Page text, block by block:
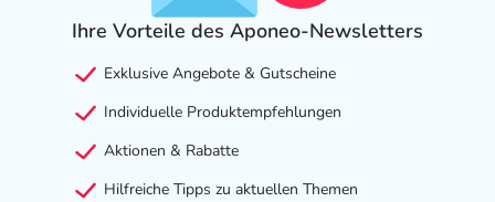
Ihre Vorteile des Aponeo-Newsletters
Exklusive Angebote & Gutscheine
Individuelle Produktempfehlungen
Aktionen & Rabatte
Hilfreiche Tipps zu aktuellen Themen